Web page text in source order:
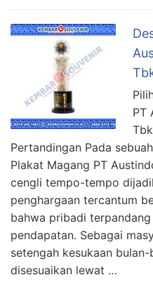
PT
Pertandingan Pada
Plakat Magang PT
cengli tempo-tempo
penghargaan tercantum
bahwa pribadi
pendapatan. Sebagai
setengah kesukaan
disesuaikan lewat …